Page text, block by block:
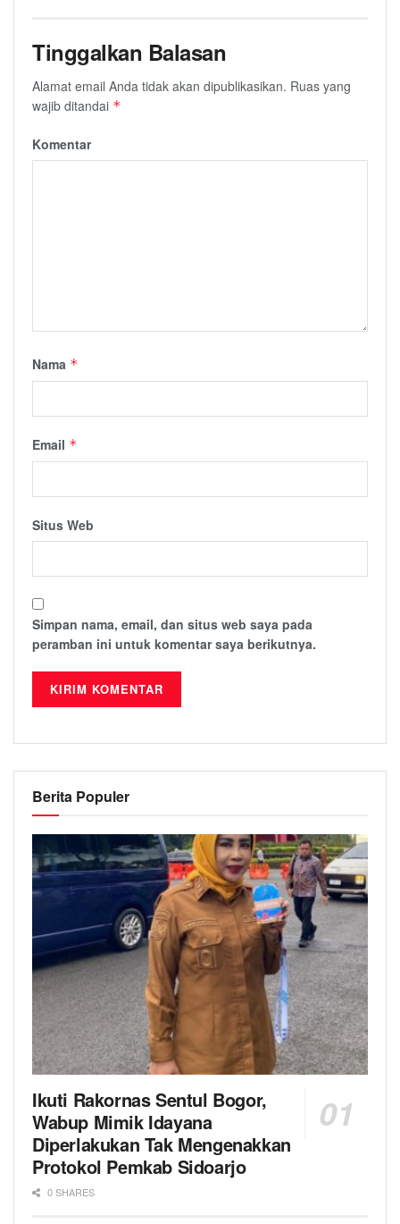
Tinggalkan Balasan
Alamat email Anda tidak akan dipublikasikan. Ruas yang
wajib ditandai *
Komentar
Nama *
Email *
Situs Web
Simpan nama, email, dan situs web saya pada
peramban ini untuk komentar saya berikutnya.
Berita Populer
Ikuti Rakornas Sentul Bogor,
Wabup Mimik Idayana
Diperlakukan Tak Mengenakkan
Protokol Pemkab Sidoarjo
0 SHARES